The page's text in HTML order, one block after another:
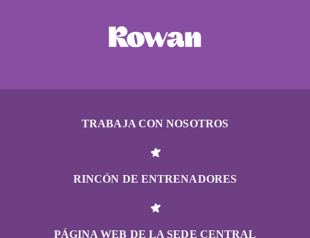
TRABAJA CON NOSOTROS
RINCÓN DE ENTRENADORES
PÁGINA WEB DE LA SEDE CENTRAL